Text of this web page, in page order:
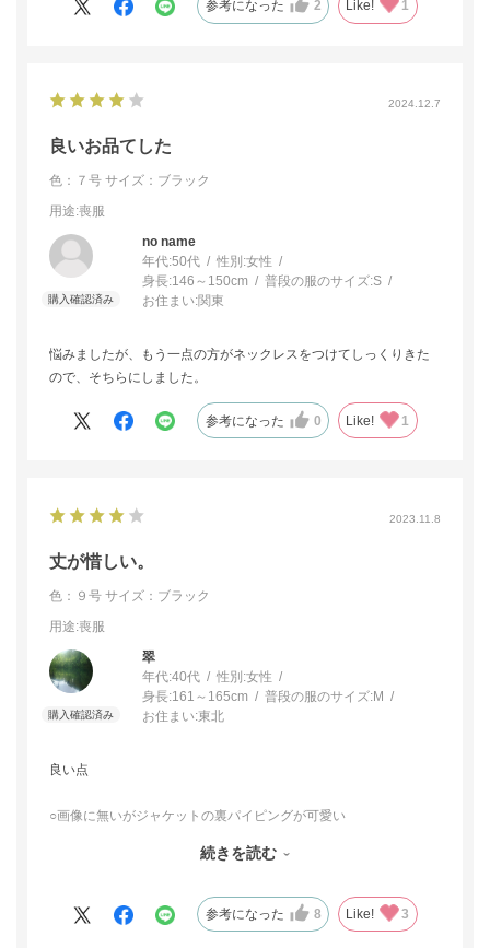
参考になった 2 Like! 1
2024.12.7
良いお品てした
色：７号 サイズ：ブラック
用途:喪服
no name
年代:50代 性別:女性
身長:146～150cm 普段の服のサイズ:S
お住まい:関東
悩みましたが、もう一点の方がネックレスをつけてしっくりきた
ので、そちらにしました。
参考になった 0 Like! 1
2023.11.8
丈が惜しい。
色：９号 サイズ：ブラック
用途:喪服
翠
年代:40代 性別:女性
身長:161～165cm 普段の服のサイズ:M
お住まい:東北
良い点
○画像に無いがジャケットの裏パイピングが可愛い
○中の夏用ワンピが真夏向けなので、盛夏もこのままいけそう
○スーツ上下ぽくて気恥ずかしくなく着れるデザイン
続きを読む
参考になった 8 Like! 3